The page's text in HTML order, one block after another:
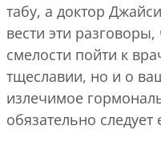
табу, а доктор
вести эти
смелости пойти к
тщеславии, но и о
излечимое
обязательно следует